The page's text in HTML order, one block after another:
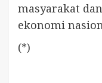
masyarakat
ekonomi
(*)